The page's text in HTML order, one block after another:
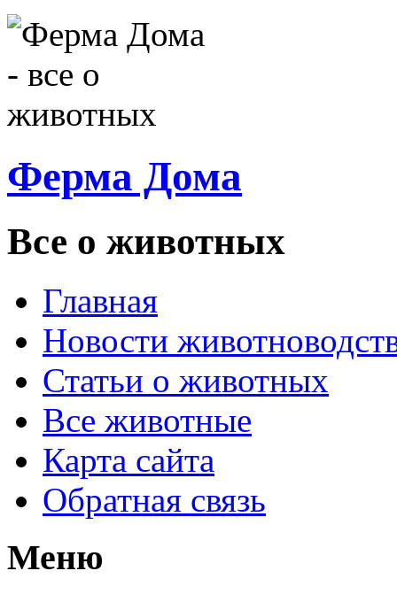
Ферма Дома
Все о животных
Главная
Новости
Статьи о животных
Все животные
Карта сайта
Обратная связь
Меню